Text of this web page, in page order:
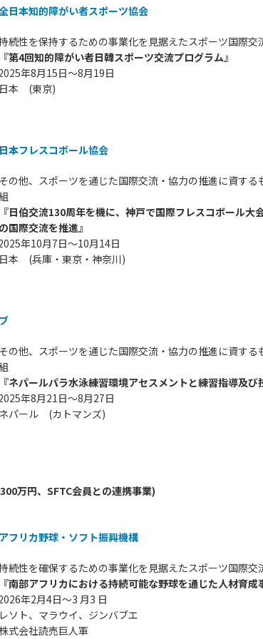
日本知的障がい者スポーツ協会
持続性を保持するための事業化を見据えたスポーツ国際交
『第4回知的障がい者日韓スポーツ交流プログラム』
年8月15日～8月19日
本 (東京)
本フレスコボール協会
その他、スポーツを通じた国際交流・協力の推進に資す
『日伯交流130周年を機に、神戸で国際フレスコボール
国際交流を推進』
年10月7日〜10月14日
本 (兵庫・東京・神奈川)
その他、スポーツを通じた国際交流・協力の推進に資す
『ネパールパラ水泳練習環境アセスメントと練習指導及び
年8月21日～8月27日
パール (カトマンズ)
万円、SFTC会員との連携事業)
フリカ野球・ソフト振興機構
持続性を確保するための事業化を見据えたスポーツ国際交
『南部アフリカにおける持続可能な野球を通じた人材育成
年2月4日～3 月3 日
ソト、マラウイ、ジンバブエ
社読売巨人軍